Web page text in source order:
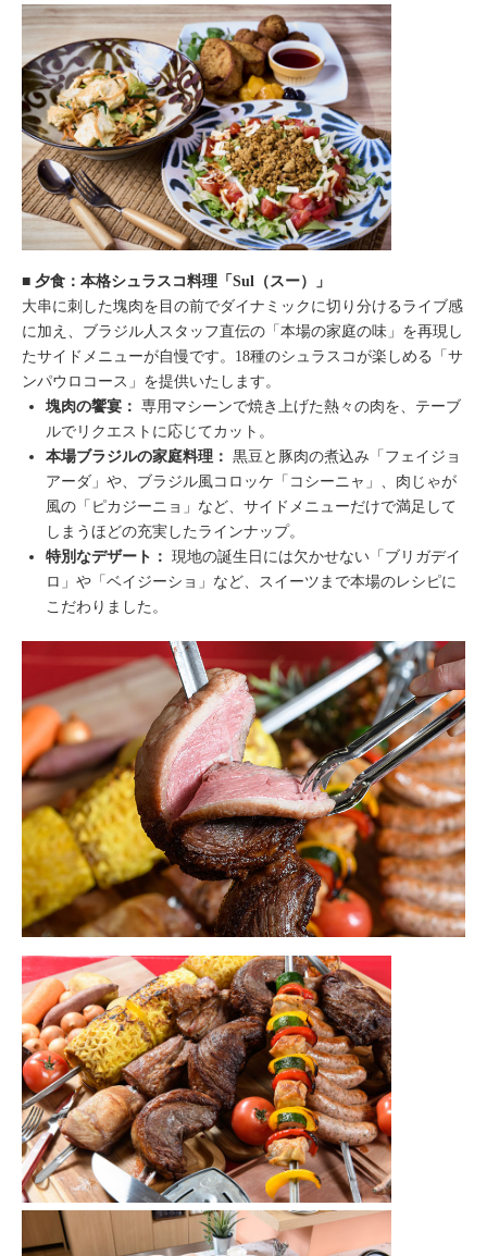
■ 夕食：本格シュラスコ料理「Sul（スー）」
大串に刺した塊肉を目の前でダイナミックに切り分けるライブ感
に加え、ブラジル人スタッフ直伝の「本場の家庭の味」を再現し
たサイドメニューが自慢です。18種のシュラスコが楽しめる「サ
ンパウロコース」を提供いたします。
塊肉の饗宴： 専用マシーンで焼き上げた熱々の肉を、テーブ
ルでリクエストに応じてカット。
本場ブラジルの家庭料理： 黒豆と豚肉の煮込み「フェイジョ
アーダ」や、ブラジル風コロッケ「コシーニャ」、肉じゃが
風の「ピカジーニョ」など、サイドメニューだけで満足して
しまうほどの充実したラインナップ。
特別なデザート： 現地の誕生日には欠かせない「ブリガデイ
ロ」や「ベイジーショ」など、スイーツまで本場のレシピに
こだわりました。